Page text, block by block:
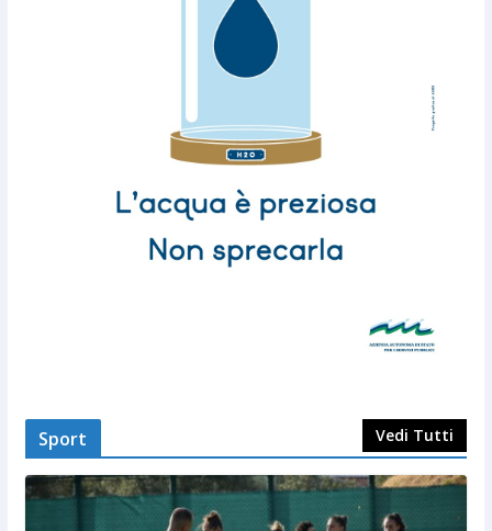
Sport Vedi Tutti